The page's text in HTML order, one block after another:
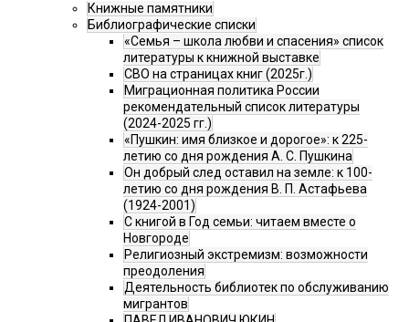
Книжные памятники
Библиографические списки
«Семья – школа любви и спасения» список
литературы к книжной выставке
СВО на страницах книг (2025г.)
Миграционная политика России
рекомендательный список литературы
(2024-2025 гг.)
«Пушкин: имя близкое и дорогое»: к 225-
летию со дня рождения А. С. Пушкина
Он добрый след оставил на земле: к 100-
летию со дня рождения В. П. Астафьева
(1924-2001)
С книгой в Год семьи: читаем вместе о
Новгороде
Религиозный экстремизм: возможности
преодоления
Деятельность библиотек по обслуживанию
мигрантов